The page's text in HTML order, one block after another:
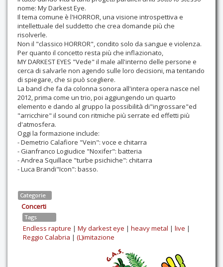
nome: My Darkest Eye.
Il tema comune è l'HORROR, una visione introspettiva e
intellettuale del suddetto che crea domande più che
risolverle.
Non il "classico HORROR", condito solo da sangue e violenza.
Per quanto il concetto resta più che inflazionato,
MY DARKEST EYES "Vede" il male all'interno delle persone e
cerca di salvarle non agendo sulle loro decisioni, ma tentando
di spiegare, che si può scegliere.
La band che fa da colonna sonora all'intera opera nasce nel
2012, prima come un trio, poi aggiungendo un quarto
elemento e dando al gruppo la possibilità di"ingrossare"ed
"arricchire" il sound con ritmiche più serrate ed effetti più
d'atmosfera.
Oggi la formazione include:
- Demetrio Calafiore "Vein": voce e chitarra
- Gianfranco Logiudice "Noxifer": batteria
- Andrea Squillace "turbe psichiche": chitarra
- Luca Brandi"Icon": basso.
Categorie
Concerti
Tags
Endless rapture | My darkest eye | heavy metal | live |
Reggio Calabria | (L)imitazione